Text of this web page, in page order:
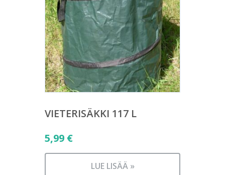
VIETERISÄKKI 117 L
5,99 €
LUE LISÄÄ »